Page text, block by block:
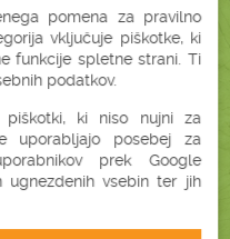
pomena za pravilno
vključuje piškotke, ki
funkcije spletne strani. Ti
podatkov.
ki niso nujni za
uporabljajo posebej za
prek Google
ugnezdenih vsebin ter jih